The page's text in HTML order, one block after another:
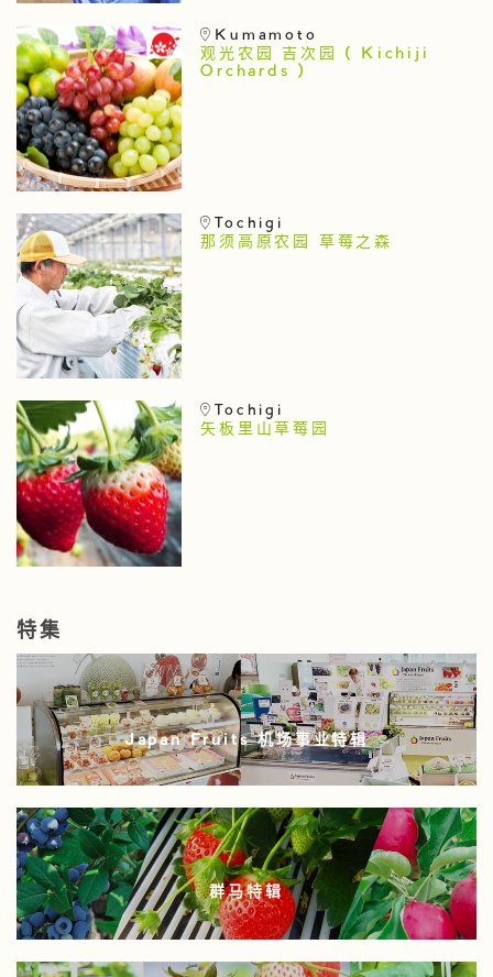
Kumamoto
观光农园 吉次园 ( Kichiji
Orchards )
Tochigi
那须高原农园 草莓之森
Tochigi
矢板里山草莓园
特集
Japan Fruits 机场事业特辑
群马特辑